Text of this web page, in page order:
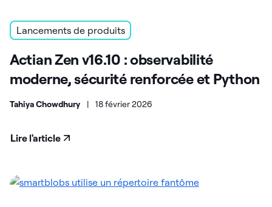
Lancements de produits
Actian Zen v16.10 : observabilité
moderne, sécurité renforcée et Python
Tahiya Chowdhury | 18 février 2026
Lire l'article